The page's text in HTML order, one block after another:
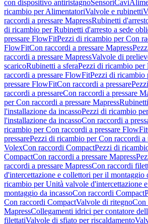
con dispositivo antiristagnoSensoriCavi
ricambio per AlimentatoriValvole e rubinetti
raccordi a pressare MapressRubinetti
di ricambio per Rubinetti d'arresto a sede
pressare FlowFitPezzi di ricambio per Con
FlowFitCon raccordi a pressare Mapress
raccordi a pressare MapressValvole di
scaricoRubinetti a sferaPezzi di ricambio per
raccordi a pressare FlowFitPezzi di ricambio
pressare FlowFitCon raccordi a pressare
raccordi a pressareCon raccordi a pressare
per Con raccordi a pressare Mapress
l'installazione da incassoPezzi di ricambio
l'installazione da incassoCon raccordi a
ricambio per Con raccordi a pressare FlowFit
pressarePezzi di ricambio per Con raccordi a
VolexCon raccordi CompactPezzi di
CompactCon raccordi a pressare Mapress
raccordi a pressare MapressCon raccordi
d'intercettazione e collettori per il montaggio
ricambio per Unità valvole d'intercettazione
montaggio da incassoCon raccordi Compact
Con raccordi CompactValvole di ritegnoCon
MapressCollegamenti idrici per contatore
filettatiValvole di sfiato per riscaldamento